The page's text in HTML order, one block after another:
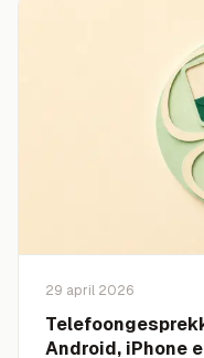
29 april 2026
Android, iPhone